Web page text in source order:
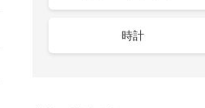
時計